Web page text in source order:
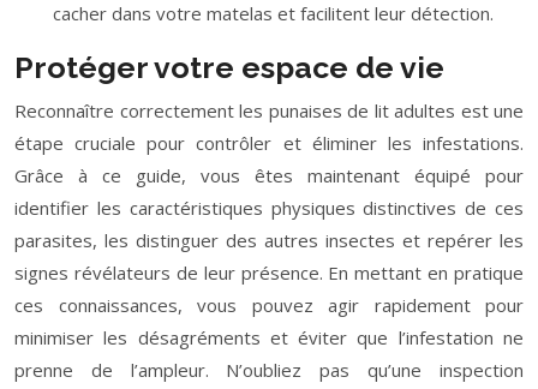
cacher dans votre matelas et facilitent leur détection.
Protéger votre espace de vie
Reconnaître correctement les punaises de lit adultes est une
étape cruciale pour contrôler et éliminer les infestations.
Grâce à ce guide, vous êtes maintenant équipé pour
identifier les caractéristiques physiques distinctives de ces
parasites, les distinguer des autres insectes et repérer les
signes révélateurs de leur présence. En mettant en pratique
ces connaissances, vous pouvez agir rapidement pour
minimiser les désagréments et éviter que l’infestation ne
prenne de l’ampleur. N’oubliez pas qu’une inspection